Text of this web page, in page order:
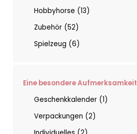
Hobbyhorse
13
Zubehör 52
Spielzeug
6
Eine besondere Aufmerksamkeit
Geschenkkalender 1
Verpackungen
2